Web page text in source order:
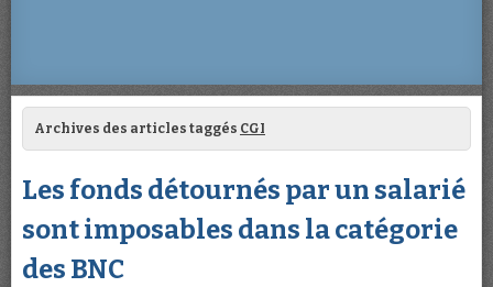
Archives des articles taggés CGI
Les fonds détournés par un salarié
sont imposables dans la catégorie
des BNC